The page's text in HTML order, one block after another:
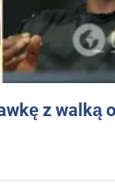
z walką